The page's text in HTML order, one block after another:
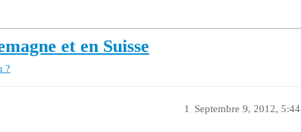
et en Suisse
?
Septembre 9, 2012, 5:44
1